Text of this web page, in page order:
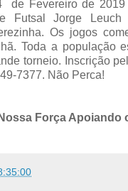
de Fevereiro de
Futsal Jorge
Os jogos
Toda a população
torneio. Inscrição
7377. Não Perca!
Força Apoiando